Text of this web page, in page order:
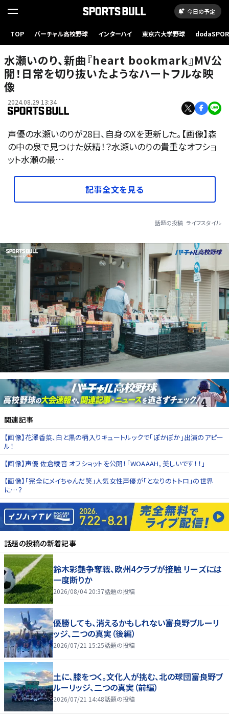
今日の予定
TOP バーチャル高校野球 インターハイ 東京六大学野球
水瀬いのり、新曲『heart bookmark』MV公
開！日常を切り抜いたようなハートフルな映
像
2024.08.29 13:34
声優の水瀬いのりが28日、自身のXを更新した。【画像】森
の中の泉で見つけた妖精！？水瀬いのりの貴重なオフショ
ット水瀬の最…
記事全文を見る
話題の投稿 ライフスタイル
関連記事
【画像】花澤香菜、白と黒の柄入りキュートルックで「ぽかぽか」出演のアピー
ル！
【画像】声優 佐倉綾音 オフショットを公開！「WOAAAH, 美しいです！！」
【画像】「完全にメイちゃんだ笑」人気女性声優が「となりのトトロ」の世界
に…？
話題の投稿の新着記事
鈴木彩艶争奪戦、欧州4クラブが接触 リーズには
一度断りか
2026/08/04 20:37話題の投稿
優勝しても、消えるかもしれない――富良野ブルーリ
ッジ、二つの真実（後編）
2026/07/21 15:25話題の投稿
土に、膝をつく。文化人が挑む、北の球団――富良野ブ
ルーリッジ、二つの真実（前編）
2026/07/21 14:48話題の投稿